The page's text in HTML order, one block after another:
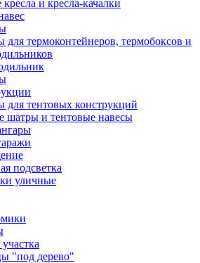
и кресла-качалки
для термоконтейнеров, термобоксов и
для тентовых конструкций
шатры и тентовые навесы
подсветка
уличные
"под дерево"